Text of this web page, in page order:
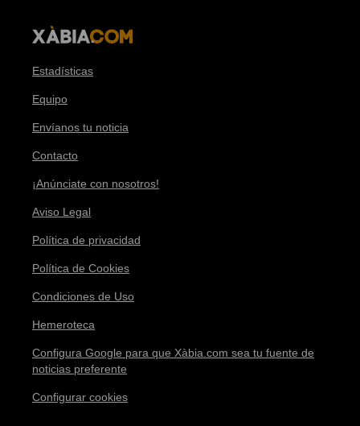
Estadísticas
Equipo
Envíanos tu noticia
Contacto
¡Anúnciate con nosotros!
Aviso Legal
Política de privacidad
Política de Cookies
Condiciones de Uso
Hemeroteca
Configura Google para que Xàbia.com sea tu fuente de
noticias preferente
Configurar cookies